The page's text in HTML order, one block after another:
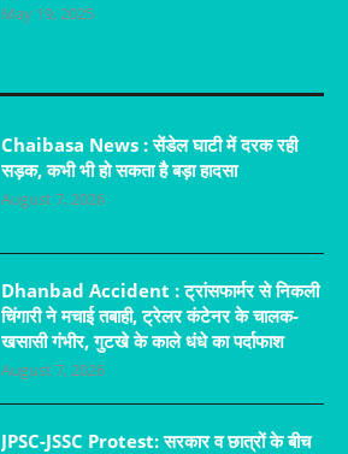
May 19, 2025
Chaibasa News : सेंडेल घाटी में दरक रही
सड़क, कभी भी हो सकता है बड़ा हादसा
August 7, 2026
Dhanbad Accident : ट्रांसफार्मर से निकली
चिंगारी ने मचाई तबाही, ट्रेलर कंटेनर के चालक-
खसासी गंभीर, गुटखे के काले धंधे का पर्दाफाश
August 7, 2026
JPSC-JSSC Protest: सरकार व छात्रों के बीच